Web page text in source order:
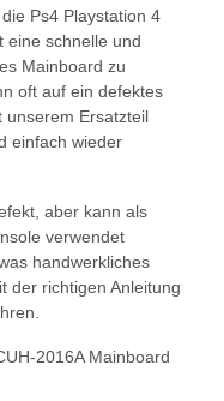
Ps4 Playstation 4
eine schnelle und
Mainboard zu
oft auf ein defektes
unserem Ersatzteil
einfach wieder
aber kann als
verwendet
handwerkliches
der richtigen Anleitung
2016A Mainboard